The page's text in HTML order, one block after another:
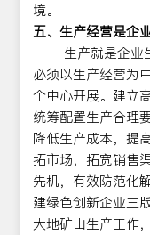
境。
五、生产经营是企
生产就是企业生
必须以生产经营为
个中心开展。建立
统筹配置生产合理
降低生产成本，提
拓市场，拓宽销售
先机，有效防范化
建绿色创新企业三
大地矿山生产工作